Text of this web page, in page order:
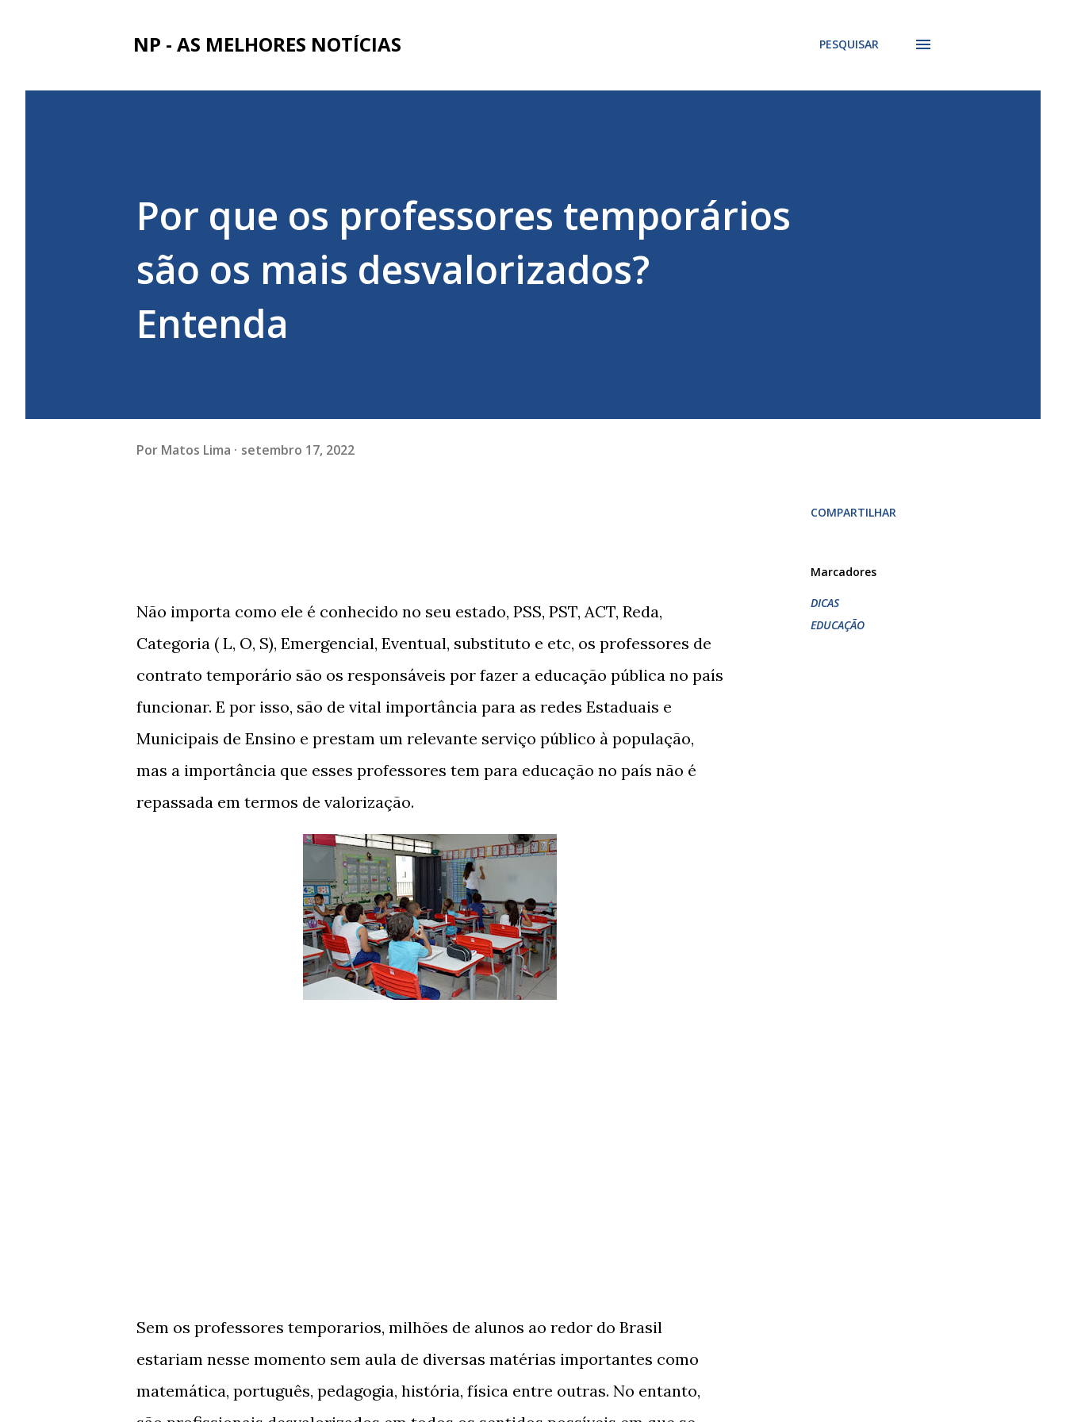
NP - AS MELHORES NOTÍCIAS PESQUISAR
Por que os professores temporários
são os mais desvalorizados?
Entenda
Por Matos Lima setembro 17, 2022
Não importa como ele é conhecido no seu estado, PSS, PST, ACT, Reda,
Categoria ( L, O, S), Emergencial, Eventual, substituto e etc, os professores de
contrato temporário são os responsáveis por fazer a educação pública no país
funcionar. E por isso, são de vital importância para as redes Estaduais e
Municipais de Ensino e prestam um relevante serviço público à população,
mas a importância que esses professores tem para educação no país não é
repassada em termos de valorização.
Sem os professores temporarios, milhões de alunos ao redor do Brasil
estariam nesse momento sem aula de diversas matérias importantes como
matemática, português, pedagogia, história, física entre outras. No entanto,
COMPARTILHAR
Marcadores
DICAS
EDUCAÇÃO